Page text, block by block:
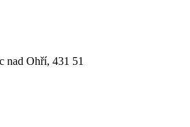
nad Ohří, 431 51